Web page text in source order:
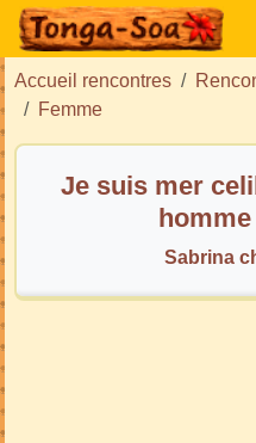
Accueil rencontres
Femme
Je suis mer
Sabrina